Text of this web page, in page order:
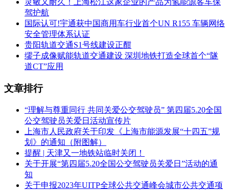
灵敏又耐久！上海松江这家企业的产品为氢能源客车保
驾护航
国际认可!宇通获中国商用车行业首个UN R155 车辆网络
安全管理体系认证
贵阳轨道交通S1号线建设正酣
缪子成像赋能轨道交通建设 深圳地铁打造全球首个“隧
道CT”应用
文章排行
“理解与尊重同行 共同关爱公交驾驶员” 第四届5.20全国
公交驾驶员关爱日活动宣传片
上海市人民政府关于印发《上海市能源发展“十四五”规
划》的通知（附图解）
提醒 | 天津又一地铁站临时关闭！
关于开展“第四届5.20全国公交驾驶员关爱日”活动的通
知
关于申报2023年UITP全球公共交通峰会城市公共交通项